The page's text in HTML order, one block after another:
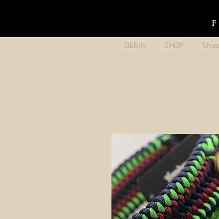
BEGIN SHOP Shop